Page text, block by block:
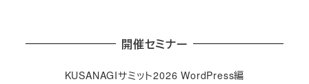
開催セミナー
KUSANAGIサミット2026 WordPress編